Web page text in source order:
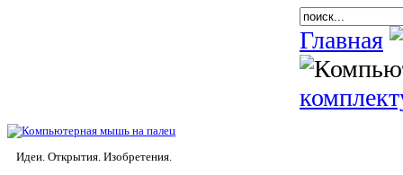
Главная
Идеи. Открытия. Изобретения.